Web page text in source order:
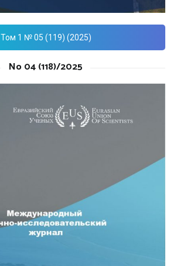
Том 1 № 05 (119) (2025)
No 04 (118)/2025